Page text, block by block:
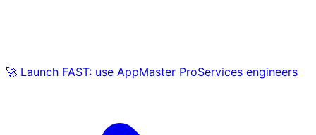
🚀 Launch FAST: use AppMaster ProServices engineers